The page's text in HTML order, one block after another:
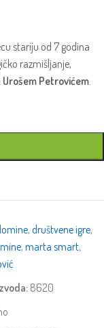
stariju od 7 godina
razmišljanje,
Urošem Petrovićem.
, društvene igre,
, marta smart,
8620